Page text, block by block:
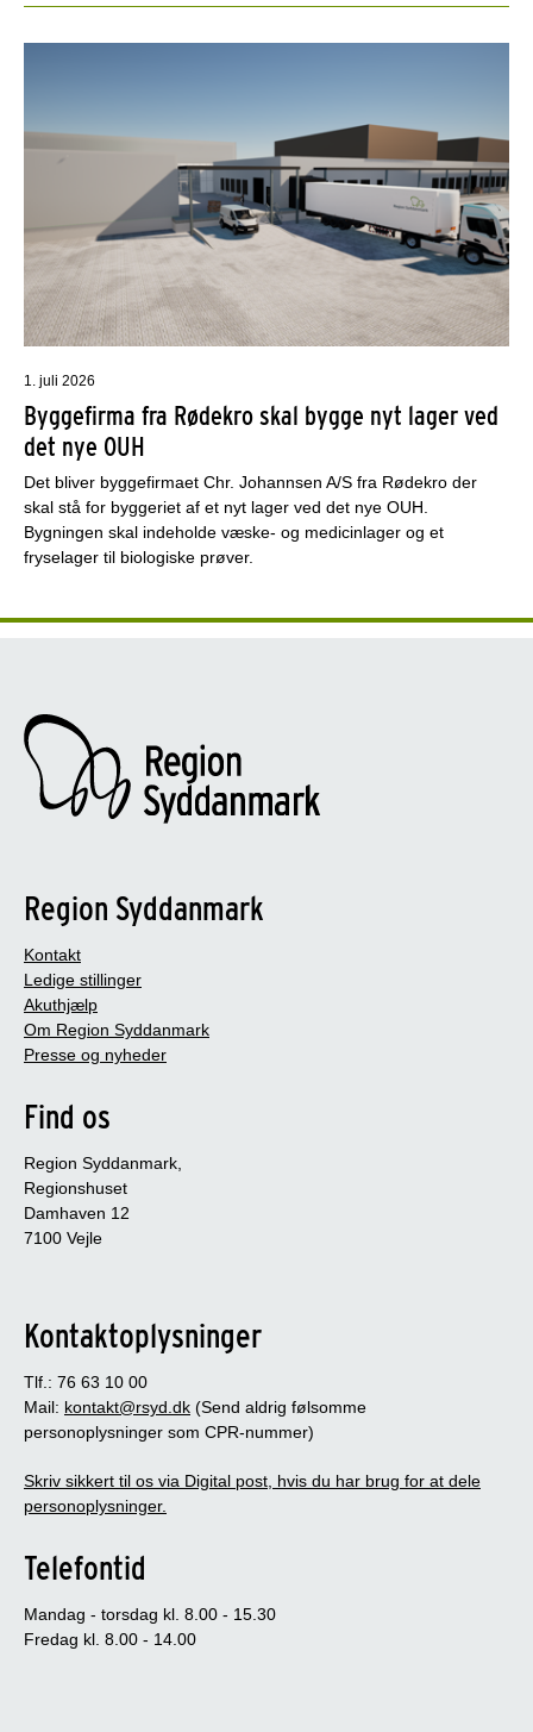
1. juli 2026
Byggefirma fra Rødekro skal bygge nyt lager ved
det nye OUH
Det bliver byggefirmaet Chr. Johannsen A/S fra Rødekro der
skal stå for byggeriet af et nyt lager ved det nye OUH.
Bygningen skal indeholde væske- og medicinlager og et
fryselager til biologiske prøver.
Region Syddanmark
Kontakt
Ledige stillinger
Akuthjælp
Om Region Syddanmark
Presse og nyheder
Find os
Region Syddanmark,
Regionshuset
Damhaven 12
7100 Vejle
Kontaktoplysninger
Tlf.: 76 63 10 00
Mail: kontakt@rsyd.dk (Send aldrig følsomme
personoplysninger som CPR-nummer)
Skriv sikkert til os via Digital post, hvis du har brug for at dele
personoplysninger.
Telefontid
Mandag - torsdag kl. 8.00 - 15.30
Fredag kl. 8.00 - 14.00